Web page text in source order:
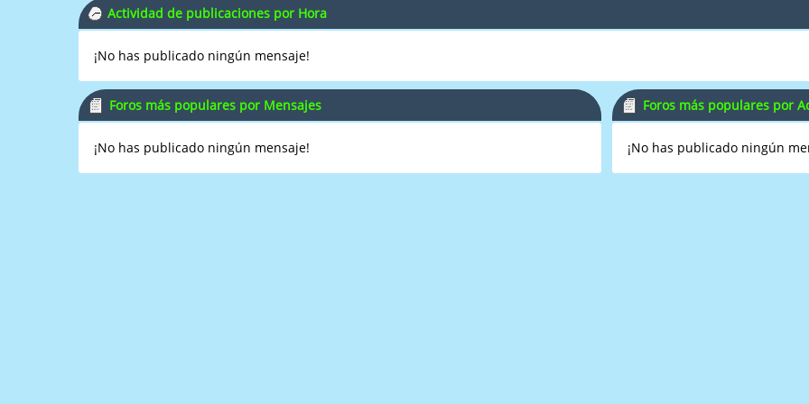
Actividad de publicaciones por Hora
¡No has publicado ningún mensaje!
Foros más populares por Mensajes
¡No has publicado ningún mensaje!
Foros más populares por
¡No has publicado ningún